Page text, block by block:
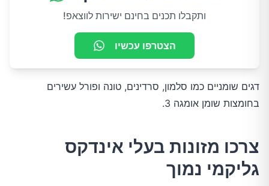
ותקבלו תכנים בחינם ישירות לווצאפ!
הצטרפו עכשיו
דגים שומניים כמו סלמון, סרדינים, טונה ופורל עשירים
בחומצות שומן אומגה 3.
צרכו מזונות בעלי אינדקס
גליקמי נמוך